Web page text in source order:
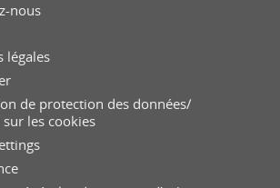
nous
légales
de protection des données/
les cookies